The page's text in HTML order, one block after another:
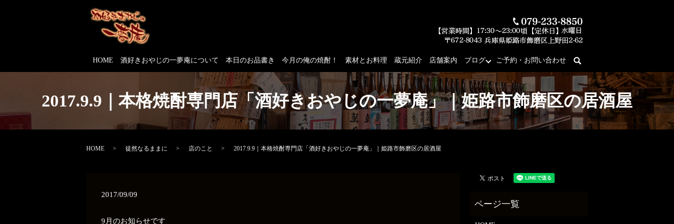
HOME 酒好きおやじの一夢庵について 本日のお品書き 今月の俺の焼酎！ 素材とお料理 蔵元紹介 店舗案内 ブログ ご予約・お問い合わせ
2017.9.9｜本格焼酎専門店「酒好きおやじの一夢庵」｜姫路市飾磨区の居酒屋
HOME 徒然なるままに 店のこと 2017.9.9｜本格焼酎専門店「酒好きおやじの一夢庵」｜姫路市飾磨区の居酒屋
2017/09/09
9月のお知らせです